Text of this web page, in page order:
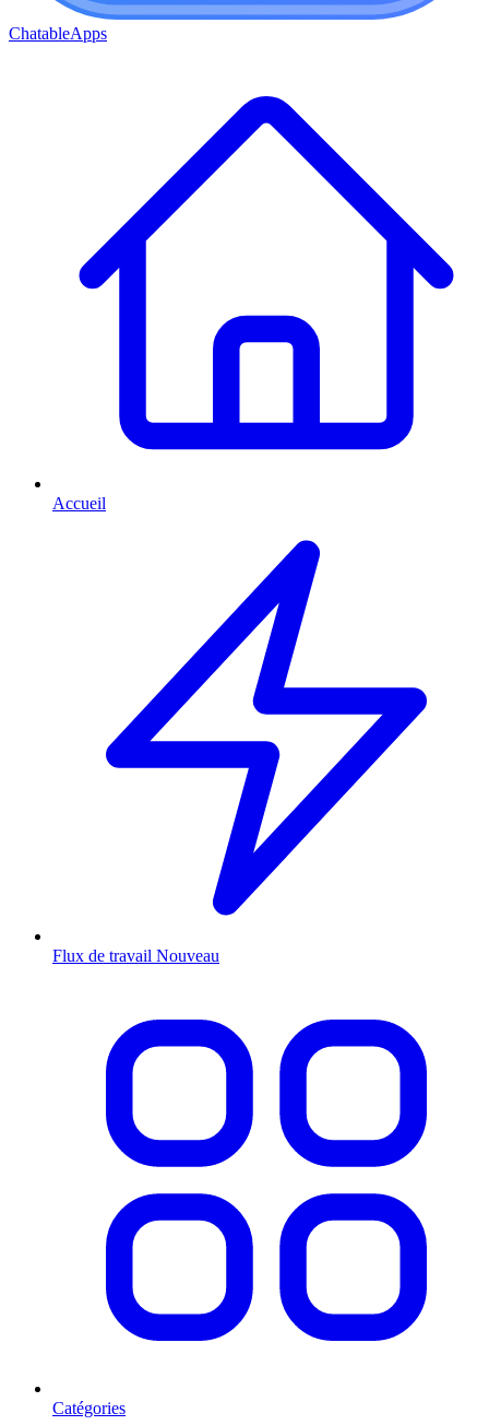
ChatableApps
Accueil
Flux de travail Nouveau
Catégories